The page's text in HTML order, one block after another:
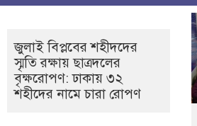
জুলাই বিপ্লবের শহীদদের
স্মৃতি রক্ষায় ছাত্রদলের
বৃক্ষরোপণ: ঢাকায় ৩২
শহীদের নামে চারা রোপণ